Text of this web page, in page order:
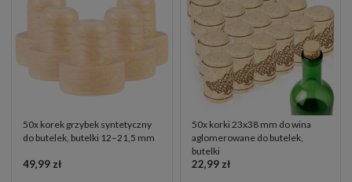
50x korek grzybek syntetyczny
do butelek, butelki 12–21,5 mm
49,99 zł
50x korki 23x38 mm do wina
aglomerowane do butelek,
butelki
22,99 zł